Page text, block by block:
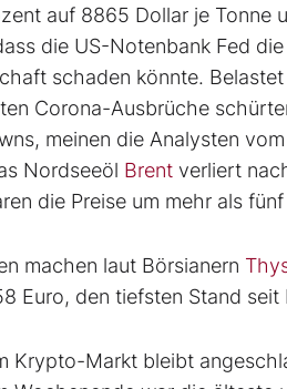
auf 8865 Dollar je
die US-Notenbank Fed
schaden könnte.
Corona-Ausbrüche
meinen die Analysten
Nordseeöl Brent verliert
die Preise um mehr als
machen laut Börsianern
Euro, den tiefsten Stand
Krypto-Markt bleibt